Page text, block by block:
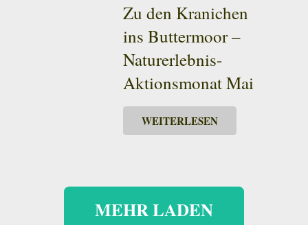
Zu den Kranichen
ins Buttermoor –
Naturerlebnis-
Aktionsmonat Mai
WEITERLESEN
MEHR LADEN